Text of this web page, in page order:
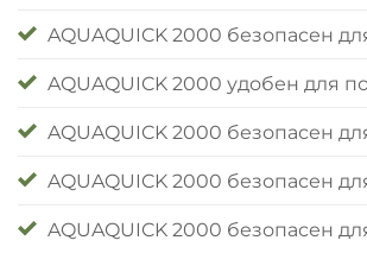
AQUAQUICK 2000 безопасен
AQUAQUICK 2000 удобен для
AQUAQUICK 2000 безопасен
AQUAQUICK 2000 безопасен
AQUAQUICK 2000 безопасен